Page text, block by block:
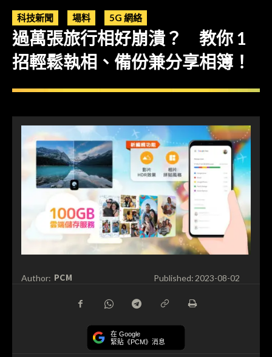
科技新聞 場料 5G 網絡
過萬張旅行相好崩潰？ 教你 1
招輕鬆執相、備份兼分享相簿！
Author: PCM Published: 2023-08-02
在 Google
緊貼《PCM》消息